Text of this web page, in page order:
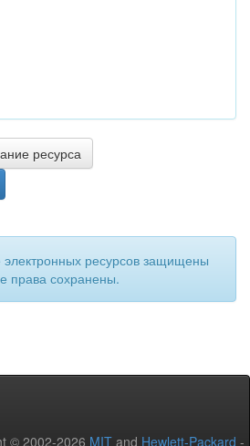
ресурса
электронных ресурсов защищены
права сохранены.
© 2002-2026 MIT and Hewlett-Packard -